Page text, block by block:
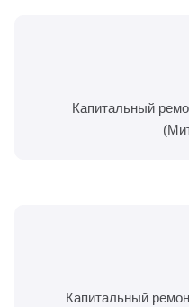
Капитальный
Капитальный